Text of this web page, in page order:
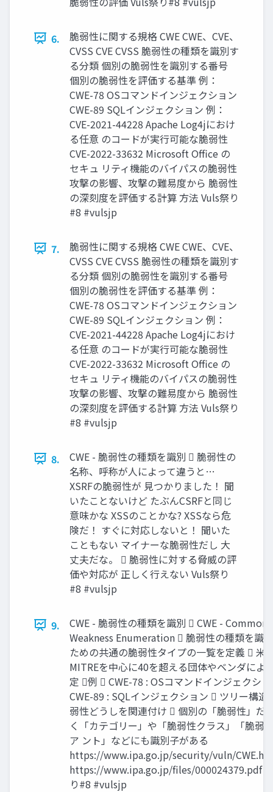
6.
脆弱性に関する規格 CWE CWE、CVE、
CVSS CVE CVSS 脆弱性の種類を識別す
る分類 個別の脆弱性を識別する番号
個別の脆弱性を評価する基準 例：
CWE-78 OSコマンドインジェクション
CWE-89 SQLインジェクション 例：
CVE-2021-44228 Apache Log4jにおけ
る任意 のコードが実行可能な脆弱性
CVE-2022-33632 Microsoft Office の
セキュ リティ機能のバイパスの脆弱性
攻撃の影響、攻撃の難易度から 脆弱性
の深刻度を評価する計算 方法 Vuls祭り
#8 #vulsjp
7.
脆弱性に関する規格 CWE CWE、CVE、
CVSS CVE CVSS 脆弱性の種類を識別す
る分類 個別の脆弱性を識別する番号
個別の脆弱性を評価する基準 例：
CWE-78 OSコマンドインジェクション
CWE-89 SQLインジェクション 例：
CVE-2021-44228 Apache Log4jにおけ
る任意 のコードが実行可能な脆弱性
CVE-2022-33632 Microsoft Office の
セキュ リティ機能のバイパスの脆弱性
攻撃の影響、攻撃の難易度から 脆弱性
の深刻度を評価する計算 方法 Vuls祭り
#8 #vulsjp
8.
CWE - 脆弱性の種類を識別  脆弱性の
名称、呼称が人によって違うと…
XSRFの脆弱性が 見つかりました！ 聞
いたことないけど たぶんCSRFと同じ
意味かな XSSのことかな? XSSなら危
険だ！ すぐに対応しないと！ 聞いた
こともない マイナーな脆弱性だし 大
丈夫だな。  脆弱性に対する脅威の評
価や対応が 正しく行えない Vuls祭り
#8 #vulsjp
9.
CWE - 脆弱性の種類を識別  CWE - Common
Weakness Enumeration  脆弱性の種類を識
ための共通の脆弱性タイプの一覧を定義  米
MITREを中心に40を超える団体やベンダによ
定 例  CWE-78 : OSコマンドインジェクシ
CWE-89 : SQLインジェクション  ツリー構造
弱性どうしを関連付け  個別の「脆弱性」だ
く「カテゴリー」や「脆弱性クラス」「脆弱
ア ント」などにも識別子がある
https://www.ipa.go.jp/security/vuln/
https://www.ipa.go.jp/files/000024379.pdf
り#8 #vulsjp